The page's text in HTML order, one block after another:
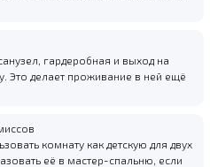
гардеробная и выход на
Это делает проживание в ней ещё
комнату как детскую для двух
её в мастер-спальню, если